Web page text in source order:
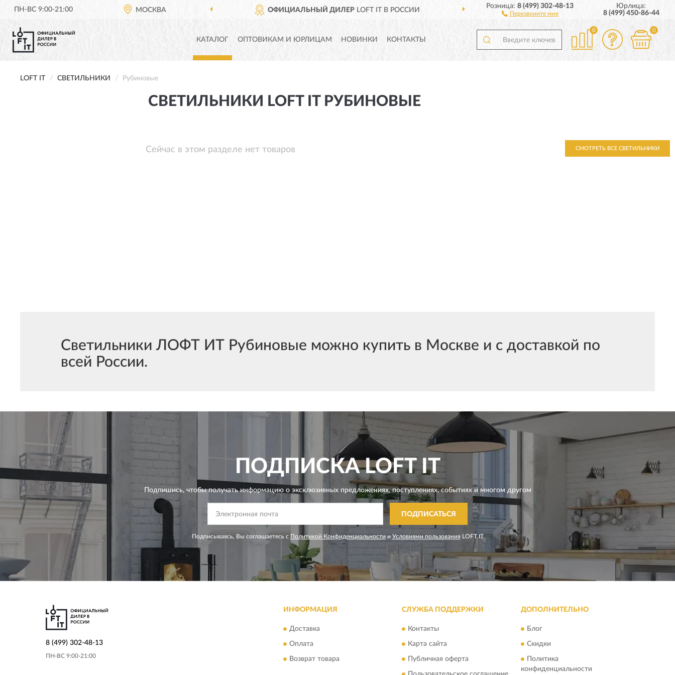
ПН-ВС 9:00-21:00 МОСКВА ОФИЦИАЛЬНЫЙ ДИЛЕР LOFT IT В РОССИИ ДОСТАВИМ ПО ВСЕЙ РОССИИ
Розница:8 (499) 302-48-13
Перезвоните мне
Юрлица:
8 (499) 450-86-44
КАТАЛОГ ОПТОВИКАМ И ЮРЛИЦАМ НОВИНКИ КОНТАКТЫ
0 0
LOFT IT СВЕТИЛЬНИКИ Рубиновые
СВЕТИЛЬНИКИ LOFT IT РУБИНОВЫЕ
Сейчас в этом разделе нет товаров СМОТРЕТЬ ВСЕ СВЕТИЛЬНИКИ
Светильники ЛОФТ ИТ Рубиновые можно купить в Москве и с доставкой по
всей России.
ПОДПИСКАLOFT IT
Подпишись, чтобы получать информацию о эксклюзивных предложениях,поступлениях, событиях и многом другом
ПОДПИСАТЬСЯ
Подписываясь, Вы соглашаетесь с Политикой Конфиденциальности и Условиями пользования LOFT IT
8 (499) 302-48-13
ПН-ВС 9:00-21:00
ИНФОРМАЦИЯ
Доставка
Оплата
Возврат товара
СЛУЖБА ПОДДЕРЖКИ
Контакты
Карта сайта
Публичная оферта
ДОПОЛНИТЕЛЬНО
Блог
Скидки
Политика
конфиденциальности